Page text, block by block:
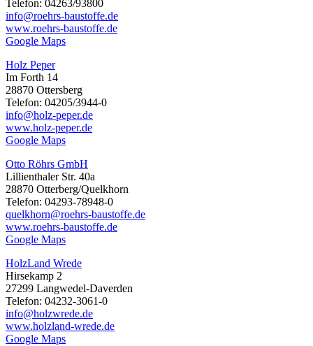
Telefon: 04263/93800
info@roehrs-baustoffe.de
www.roehrs-baustoffe.de
Google Maps
Holz Peper
Im Forth 14
28870 Ottersberg
Telefon: 04205/3944-0
info@holz-peper.de
www.holz-peper.de
Google Maps
Otto Röhrs GmbH
Lillienthaler Str. 40a
28870 Otterberg/Quelkhorn
Telefon: 04293-78948-0
quelkhorn@roehrs-baustoffe.de
www.roehrs-baustoffe.de
Google Maps
HolzLand Wrede
Hirsekamp 2
27299 Langwedel-Daverden
Telefon: 04232-3061-0
info@holzwrede.de
www.holzland-wrede.de
Google Maps